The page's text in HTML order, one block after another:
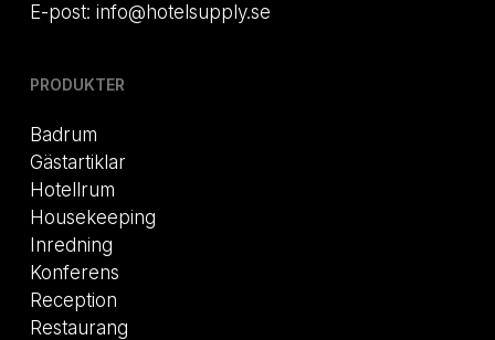
E-post: info@hotelsupply.se
PRODUKTER
Badrum
Gästartiklar
Hotellrum
Housekeeping
Inredning
Konferens
Reception
Restaurang